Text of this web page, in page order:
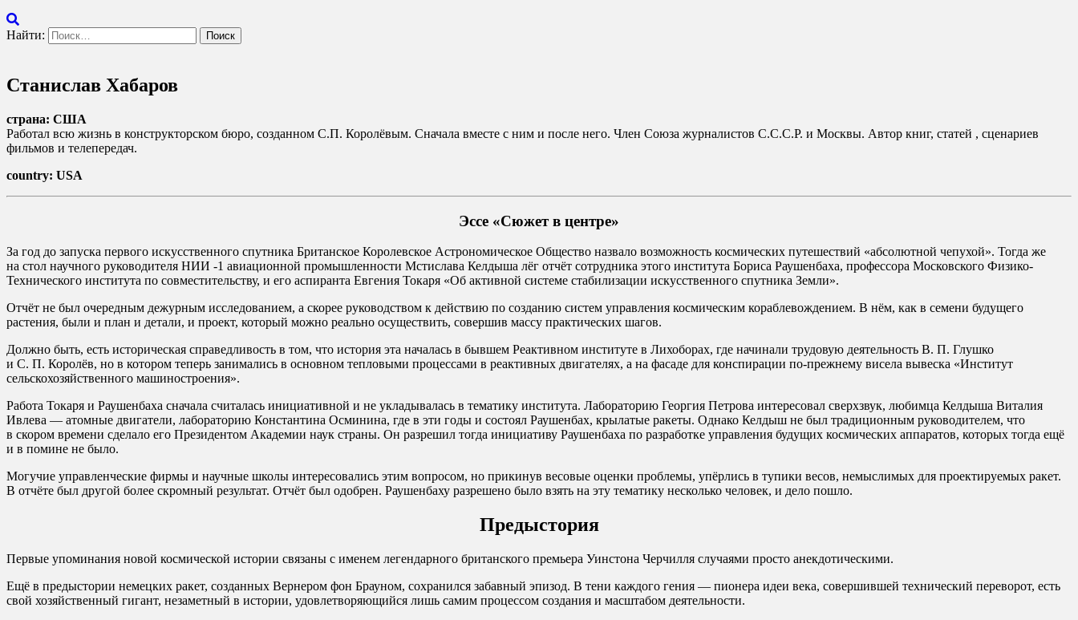
Найти:
Станислав Хабаров
страна: США
Работал всю жизнь в конструкторском бюро, созданном С.П. Королёвым. Сначала вместе с ним и после него. Член Союза журналистов С.С.С.Р. и Москвы. Автор книг, статей , сценариев
фильмов и телепередач.
country: USA
Эссе «Сюжет в центре»
За год до запуска первого искусственного спутника Британское Королевское Астрономическое Общество назвало возможность космических путешествий «абсолютной чепухой». Тогда же
на стол научного руководителя НИИ -1 авиационной промышленности Мстислава Келдыша лёг отчёт сотрудника этого института Бориса Раушенбаха, профессора Московского Физико-
Технического института по совместительству, и его аспиранта Евгения Токаря «Об активной системе стабилизации искусственного спутника Земли».
Отчёт не был очередным дежурным исследованием, а скорее руководством к действию по созданию систем управления космическим кораблевождением. В нём, как в семени будущего
растения, были и план и детали, и проект, который можно реально осуществить, совершив массу практических шагов.
Должно быть, есть историческая справедливость в том, что история эта началась в бывшем Реактивном институте в Лихоборах, где начинали трудовую деятельность В. П. Глушко
и С. П. Королёв, но в котором теперь занимались в основном тепловыми процессами в реактивных двигателях, а на фасаде для конспирации по-прежнему висела вывеска «Институт
сельскохозяйственного машиностроения».
Работа Токаря и Раушенбаха сначала считалась инициативной и не укладывалась в тематику института. Лабораторию Георгия Петрова интересовал сверхзвук, любимца Келдыша Виталия
Ивлева — атомные двигатели, лабораторию Константина Осминина, где в эти годы и состоял Раушенбах, крылатые ракеты. Однако Келдыш не был традиционным руководителем, что
в скором времени сделало его Президентом Академии наук страны. Он разрешил тогда инициативу Раушенбаха по разработке управления будущих космических аппаратов, которых тогда ещё
и в помине не было.
Могучие управленческие фирмы и научные школы интересовались этим вопросом, но прикинув весовые оценки проблемы, упёрлись в тупики весов, немыслимых для проектируемых ракет.
В отчёте был другой более скромный результат. Отчёт был одобрен. Раушенбаху разрешено было взять на эту тематику несколько человек, и дело пошло.
Предыстория
Первые упоминания новой космической истории связаны с именем легендарного британского премьера Уинстона Черчилля случаями просто анекдотическими.
Ещё в предыстории немецких ракет, созданных Вернером фон Брауном, сохранился забавный эпизод. В тени каждого гения — пионера идеи века, совершившей технический переворот, есть
свой хозяйственный гигант, незаметный в истории, удовлетворяющийся лишь самим процессом создания и масштабом деятельности.